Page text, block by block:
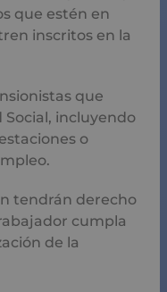
subsidios por
cumpla con los
Social.
una
que corresponde a la
tienen una
o mayor a este no
sino que